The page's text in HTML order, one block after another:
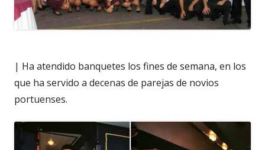
| Ha atendido banquetes los fines de semana, en los
que ha servido a decenas de parejas de novios
portuenses.